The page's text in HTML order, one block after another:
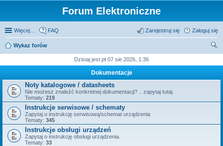
Forum Elektroniczne
Więcej… FAQ Zaloguj się
Zarejestruj się
Wykaz forów
Dzisiaj jest pt 07 sie 2026, 1:36
Dokumentacje
Noty katalogowe / datasheets
Nie możesz znaleźć konkretnej dokumentacji? .. zapytaj tutaj.
Tematy: 219
Instrukcje serwisowe / schematy
Zapytaj o instrukcję serwisową/schemat urządzenia
Tematy: 345
Instrukcje obsługi urządzeń
Zapytaj o instrukcję obsługi urządzenia.
Tematy: 33